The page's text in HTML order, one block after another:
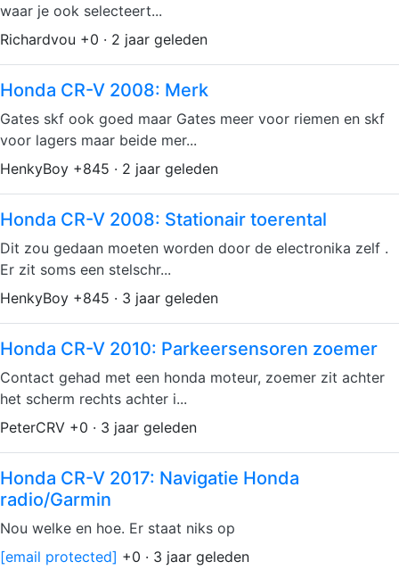
waar je ook selecteert...
Richardvou +0 · 2 jaar geleden
Honda CR-V 2008: Merk
Gates skf ook goed maar Gates meer voor riemen en skf
voor lagers maar beide mer...
HenkyBoy +845 · 2 jaar geleden
Honda CR-V 2008: Stationair toerental
Dit zou gedaan moeten worden door de electronika zelf .
Er zit soms een stelschr...
HenkyBoy +845 · 3 jaar geleden
Honda CR-V 2010: Parkeersensoren zoemer
Contact gehad met een honda moteur, zoemer zit achter
het scherm rechts achter i...
PeterCRV +0 · 3 jaar geleden
Honda CR-V 2017: Navigatie Honda
radio/Garmin
Nou welke en hoe. Er staat niks op
[email protected] +0 · 3 jaar geleden